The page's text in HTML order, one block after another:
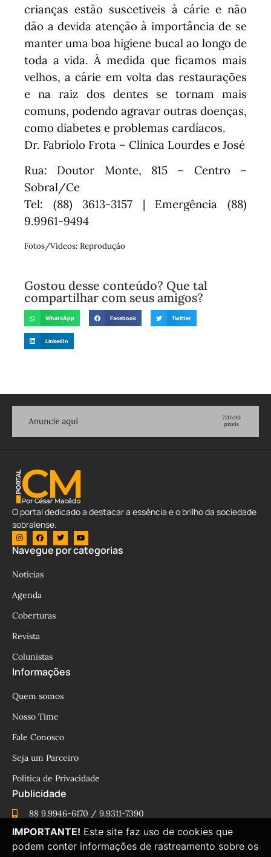
crianças estão suscetíveis à cárie e não
dão a devida atenção à importância de se
manter uma boa higiene bucal ao longo de
toda a vida. À medida que ficamos mais
velhos, a cárie em volta das restaurações
e na raiz dos dentes se tornam mais
comuns, podendo agravar outras doenças,
como diabetes e problemas cardíacos.
Dr. Fabríolo Frota – Clínica Lourdes e José
Rua: Doutor Monte, 815 – Centro –
Sobral/Ce
Tel: (88) 3613-3157 | Emergência (88)
9.9961-9494
Fotos/Vídeos: Reprodução
Gostou desse conteúdo? Que tal
compartilhar com seus amigos?
WhatsApp Facebook Twitter
LinkedIn
O portal dedicado a destacar a essência e o brilho da sociedade
sobralense.
Navegue por categorias
Notícias
Agenda
Coberturas
Revista
Colunistas
Informações
Quem somos
Nosso Time
Fale Conosco
Seja um Parceiro
Política de Privacidade
Publicidade
88 9.9946-6170 / 9.9311-7390
cesinhamacedo@yahoo.com.br
IMPORTANTE! Este site faz uso de cookies que
podem conter informações de rastreamento sobre os